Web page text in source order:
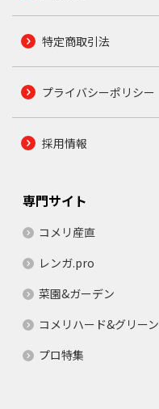
特定商取引法
プライバシーポリシー
採用情報
専門サイト
コメリ産直
レンガ.pro
菜園&ガーデン
コメリハード&グリーン
プロ特集